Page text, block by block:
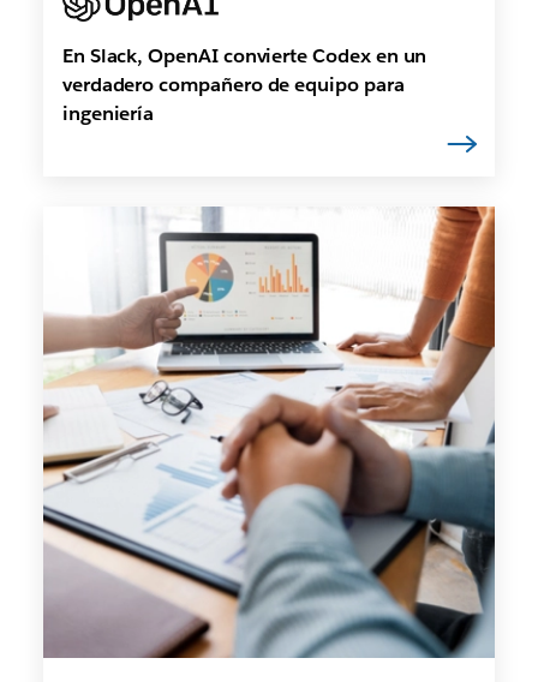
En Slack, OpenAI convierte Codex en un
verdadero compañero de equipo para
ingeniería